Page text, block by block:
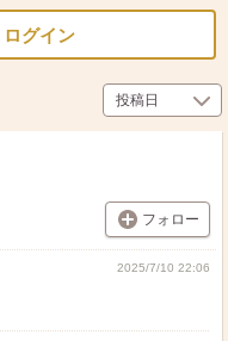
グイン
フォロー
2025/7/10 22:06